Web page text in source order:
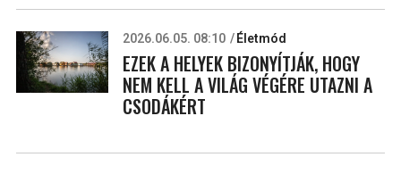
2026.06.05. 08:10 Életmód
EZEK A HELYEK BIZONYÍTJÁK, HOGY
NEM KELL A VILÁG VÉGÉRE UTAZNI A
CSODÁKÉRT